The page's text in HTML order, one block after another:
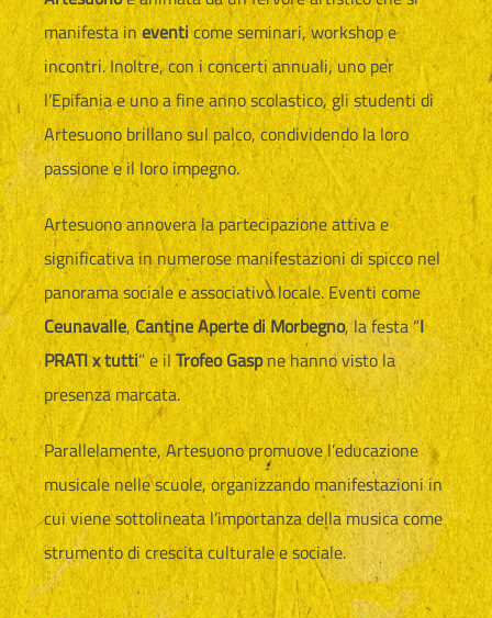
manifesta ineventicome seminari, workshop e
incontri. Inoltre, con i concerti annuali, uno per
l’Epifania e uno a fine anno scolastico, gli studenti di
Artesuono brillano sul palco, condividendo la loro
passione e il loro impegno.
Artesuono annovera la partecipazione attiva e
significativa in numerose manifestazioni di spicco nel
panorama sociale e associativo locale. Eventi come
Ceunavalle,Cantine Aperte di Morbegno, la festa “I
PRATI x tutti” e ilTrofeo Gaspne hanno visto la
presenza marcata.
Parallelamente, Artesuono promuove l’educazione
musicale nelle scuole, organizzando manifestazioni in
cui viene sottolineata l’importanza della musica come
strumento di crescita culturale e sociale.